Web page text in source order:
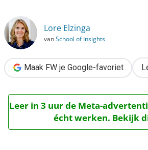
Lore Elzinga
vanSchool of Insights
Maak FW je Google-favoriet
Leer in 3 uur de Meta-
écht werken. Bekijk